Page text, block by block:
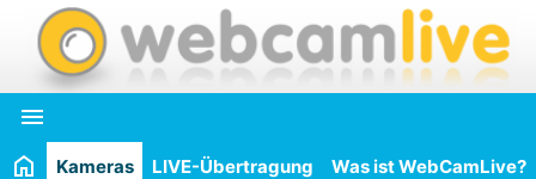

Kameras LIVE-Übertragung Was ist WebCamLive?